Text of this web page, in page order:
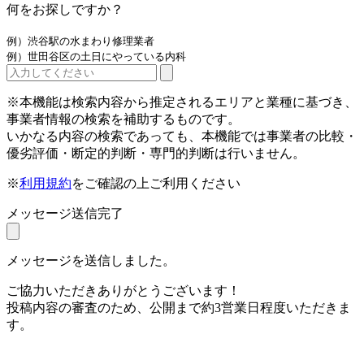
何をお探しですか？
例）渋谷駅の水まわり修理業者
例）世田谷区の土日にやっている内科
※本機能は検索内容から推定されるエリアと業種に基づき、
事業者情報の検索を補助するものです。
いかなる内容の検索であっても、本機能では事業者の比較・
優劣評価・断定的判断・専門的判断は行いません。
※利用規約をご確認の上ご利用ください
メッセージ送信完了
メッセージを送信しました。
ご協力いただきありがとうございます！
投稿内容の審査のため、公開まで約3営業日程度いただきま
す。